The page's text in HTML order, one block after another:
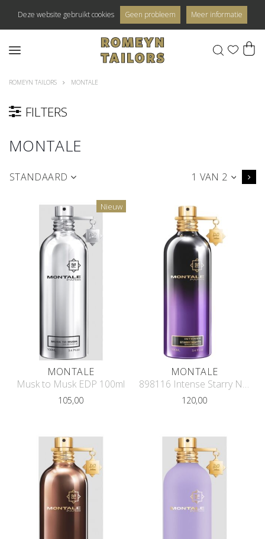
Deze website gebruikt cookies Geen probleem Meer informatie
0
ROMEYN TAILORS MONTALE
FILTERS
MONTALE
STANDAARD 1 VAN 2
MONTALE
Musk to Musk EDP 100ml
105,00
Nieuw
MONTALE
898116 Intense Starry Nights 100 ML
120,00